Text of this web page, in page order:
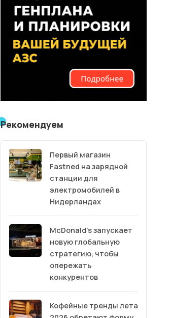
Рекомендуем
Первый магазин
Fastned на зарядной
станции для
электромобилей в
Нидерландах
McDonald’s запускает
новую глобальную
стратегию, чтобы
опережать
конкурентов
Кофейные тренды лета